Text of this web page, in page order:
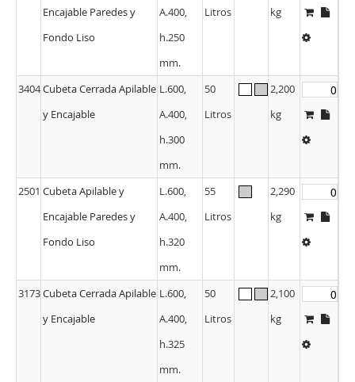
Encajable Paredes y
Fondo Liso
A.400,
h.250
mm.
Litros
kg
3404Cubeta Cerrada Apilable
y Encajable
L.600,
A.400,
h.300
mm.
50
Litros
2,200
kg
2501 Cubeta Apilable y
Encajable Paredes y
Fondo Liso
L.600,
A.400,
h.320
mm.
55
Litros
2,290
kg
3173Cubeta Cerrada Apilable
y Encajable
L.600,
A.400,
h.325
mm.
50
Litros
2,100
kg